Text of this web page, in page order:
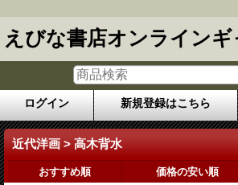
えびな書店オンライン
ログイン 新規登録はこちら
近代洋画 > 高木背水
おすすめ順 価格の安い順